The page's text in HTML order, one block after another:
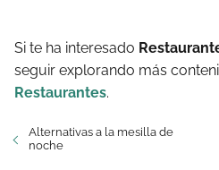
Si te ha interesado
seguir explorando más
Restaurantes.
Alternativas a la mesilla de
noche